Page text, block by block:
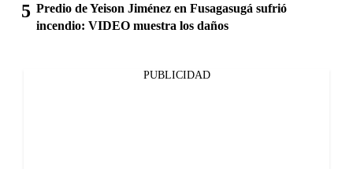
Predio de Yeison Jiménez en Fusagasugá sufrió
incendio: VIDEO muestra los daños
PUBLICIDAD